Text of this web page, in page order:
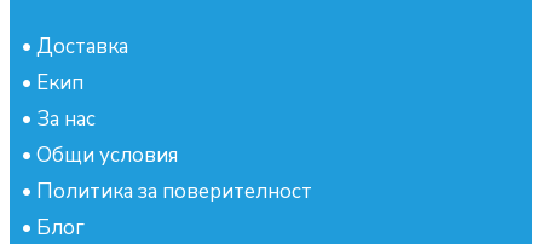
• Доставка
• Екип
• За нас
• Общи условия
• Политика за поверителност
• Блог